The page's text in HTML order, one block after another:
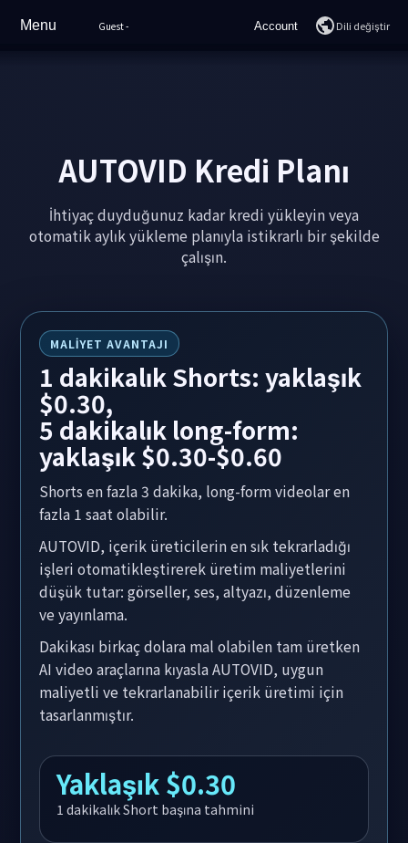
Menu
YouTube Rankings
Fiyatlandırma
Destek
Yapay Zeka Sohbeti
Guest- Account Dili değiştir
AUTOVID Kredi Planı
İhtiyaç duyduğunuz kadar kredi yükleyin veya
otomatik aylık yükleme planıyla istikrarlı bir şekilde
çalışın.
MALIYET AVANTAJI
1 dakikalık Shorts: yaklaşık
$0.30,
5 dakikalık long-form:
yaklaşık $0.30-$0.60
Shorts en fazla 3 dakika, long-form videolar en
fazla 1 saat olabilir.
AUTOVID, içerik üreticilerin en sık tekrarladığı
işleri otomatikleştirerek üretim maliyetlerini
düşük tutar: görseller, ses, altyazı, düzenleme
ve yayınlama.
Dakikası birkaç dolara mal olabilen tam üretken
AI video araçlarına kıyasla AUTOVID, uygun
maliyetli ve tekrarlanabilir içerik üretimi için
tasarlanmıştır.
Yaklaşık $0.30
1 dakikalık Short başına tahmini